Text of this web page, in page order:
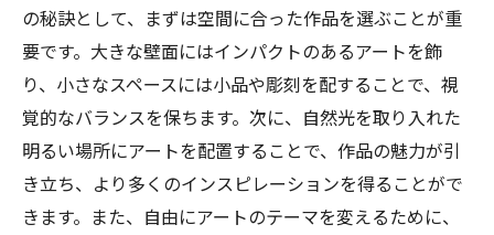
の秘訣として、まずは空間に合った作品を選ぶことが重
要です。大きな壁面にはインパクトのあるアートを飾
り、小さなスペースには小品や彫刻を配することで、視
覚的なバランスを保ちます。次に、自然光を取り入れた
明るい場所にアートを配置することで、作品の魅力が引
き立ち、より多くのインスピレーションを得ることがで
きます。また、自由にアートのテーマを変えるために、